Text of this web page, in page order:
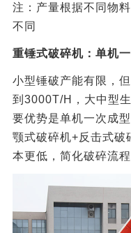
注：产量根据不同物
不同
重锤式破碎机：单机
小型锤破产能有限，
到3000T/H，大中型
要优势是单机一次成
颚式破碎机+反击式破
本更低，简化破碎流